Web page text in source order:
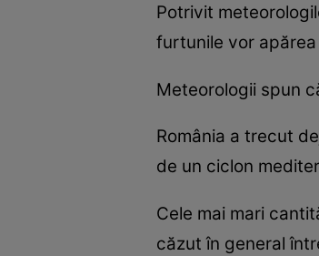
Potrivit
furtunile vor
Meteorologii spun
România a trecut
de un ciclon
Cele mai mari
căzut în general